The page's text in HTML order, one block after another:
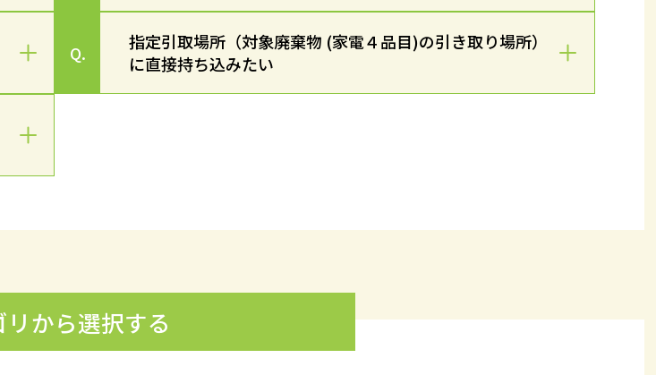
Q.
指定引取場所（対象廃棄物 (家電４品目)の引き取り場所）
に直接持ち込みたい
リから選択する